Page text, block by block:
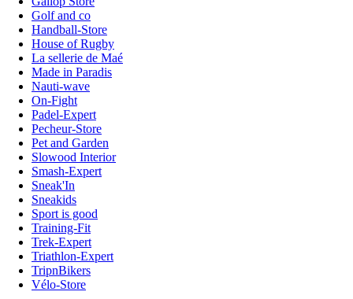
Golf and co
Handball-Store
House of Rugby
La sellerie de Maé
Made in Paradis
Nauti-wave
On-Fight
Padel-Expert
Pecheur-Store
Pet and Garden
Slowood Interior
Smash-Expert
Sneak'In
Sneakids
Sport is good
Training-Fit
Trek-Expert
Triathlon-Expert
TripnBikers
Vélo-Store